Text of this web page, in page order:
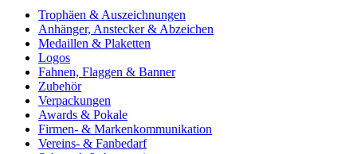
Trophäen & Auszeichnungen
Anhänger, Anstecker & Abzeichen
Medaillen & Plaketten
Logos
Fahnen, Flaggen & Banner
Zubehör
Verpackungen
Awards & Pokale
Firmen- & Markenkommunikation
Vereins- & Fanbedarf